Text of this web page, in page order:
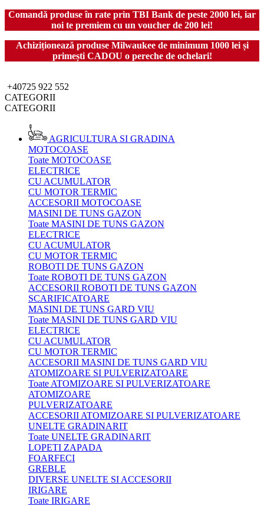
Comandă produse în rate prin TBI Bank de peste 2000 lei, iar
noi te premiem cu un voucher de 200 lei!
Achiziționează produse Milwaukee de minimum 1000 lei și
primești CADOU o pereche de ochelari!
+40725 922 552
CATEGORII
CATEGORII
AGRICULTURA SI GRADINA
MOTOCOASE
Toate MOTOCOASE
ELECTRICE
CU ACUMULATOR
CU MOTOR TERMIC
ACCESORII MOTOCOASE
MASINI DE TUNS GAZON
Toate MASINI DE TUNS GAZON
ELECTRICE
CU ACUMULATOR
CU MOTOR TERMIC
ROBOTI DE TUNS GAZON
Toate ROBOTI DE TUNS GAZON
ACCESORII ROBOTI DE TUNS GAZON
SCARIFICATOARE
MASINI DE TUNS GARD VIU
Toate MASINI DE TUNS GARD VIU
ELECTRICE
CU ACUMULATOR
CU MOTOR TERMIC
ACCESORII MASINI DE TUNS GARD VIU
ATOMIZOARE SI PULVERIZATOARE
Toate ATOMIZOARE SI PULVERIZATOARE
ATOMIZOARE
PULVERIZATOARE
ACCESORII ATOMIZOARE SI PULVERIZATOARE
UNELTE GRADINARIT
Toate UNELTE GRADINARIT
LOPETI ZAPADA
FOARFECI
GREBLE
DIVERSE UNELTE SI ACCESORII
IRIGARE
Toate IRIGARE